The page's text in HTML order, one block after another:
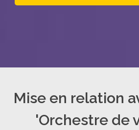
Mise en relation
'Orchestre de